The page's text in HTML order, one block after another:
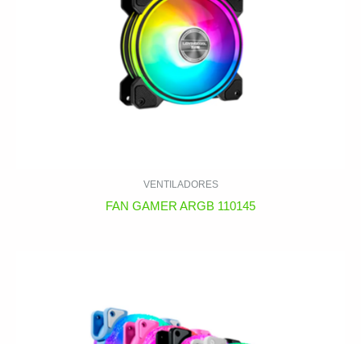
VENTILADORES
FAN GAMER ARGB 110145